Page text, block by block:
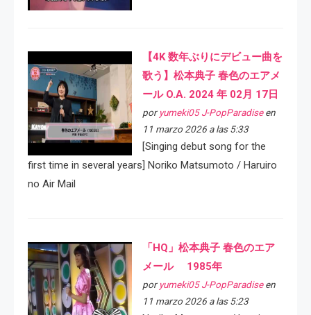
【4K 数年ぶりにデビュー曲を
歌う】松本典子 春色のエアメ
ール O.A. 2024 年 02月 17日
por yumeki05 J-PopParadiseen
11 marzo 2026 a las 5:33
[Singing debut song for the
first time in several years] Noriko Matsumoto / Haruiro
no Air Mail
「HQ」松本典子 春色のエア
メール 1985年
por yumeki05 J-PopParadiseen
11 marzo 2026 a las 5:23